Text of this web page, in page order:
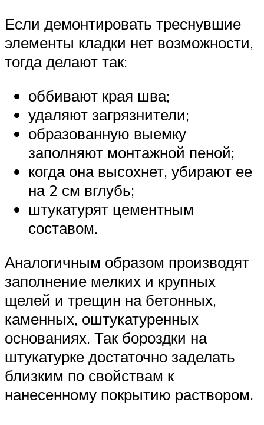
Если демонтировать треснувшие
элементы кладки нет возможности,
тогда делают так:
оббивают края шва;
удаляют загрязнители;
образованную выемку
заполняют монтажной пеной;
когда она высохнет, убирают ее
на 2 см вглубь;
штукатурят цементным
составом.
Аналогичным образом производят
заполнение мелких и крупных
щелей и трещин на бетонных,
каменных, оштукатуренных
основаниях. Так бороздки на
штукатурке достаточно заделать
близким по свойствам к
нанесенному покрытию раствором.